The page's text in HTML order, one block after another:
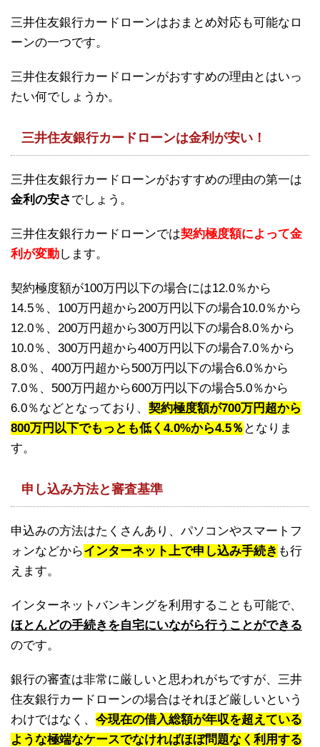
三井住友銀行カードローンはおまとめ対応も可能なロ
ーンの一つです。
三井住友銀行カードローンがおすすめの理由とはいっ
たい何でしょうか。
三井住友銀行カードローンは金利が安い！
三井住友銀行カードローンがおすすめの理由の第一は
金利の安さでしょう。
三井住友銀行カードローンでは契約極度額によって金
利が変動します。
契約極度額が100万円以下の場合には12.0％から
14.5％、100万円超から200万円以下の場合10.0％から
12.0％、200万円超から300万円以下の場合8.0％から
10.0％、300万円超から400万円以下の場合7.0％から
8.0％、400万円超から500万円以下の場合6.0％から
7.0％、500万円超から600万円以下の場合5.0％から
6.0％などとなっており、 契約極度額が700万円超から
800万円以下でもっとも低く4.0%から4.5％ となりま
す。
申し込み方法と審査基準
申込みの方法はたくさんあり、パソコンやスマートフ
ォンなどからインターネット上で申し込み手続き も行
えます。
インターネットバンキングを利用することも可能で、
ほとんどの手続きを自宅にいながら行うことができる
のです。
銀行の審査は非常に厳しいと思われがちですが、三井
住友銀行カードローンの場合はそれほど厳しいという
わけではなく、 今現在の借入総額が年収を超えている
ような極端なケースでなければほぼ問題なく利用する